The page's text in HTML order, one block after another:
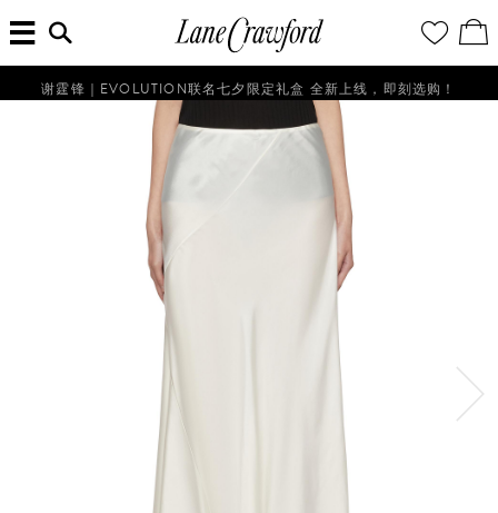
探
你
的
时
尚
世
界
的
愿
望
清
单
看
／
修
购
单
入
搜
索
信
息...
谢霆锋｜EVOLUTION联名七夕限定礼盒 全新上线，即刻选购！